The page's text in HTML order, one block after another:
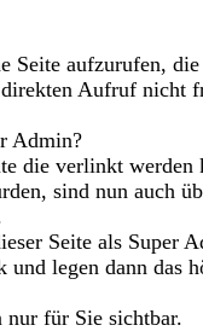
Seite aufzurufen,
Aufruf nicht
Admin?
die verlinkt werden
sind nun auch
Seite als Super
und legen dann das
nur für Sie sichtbar.